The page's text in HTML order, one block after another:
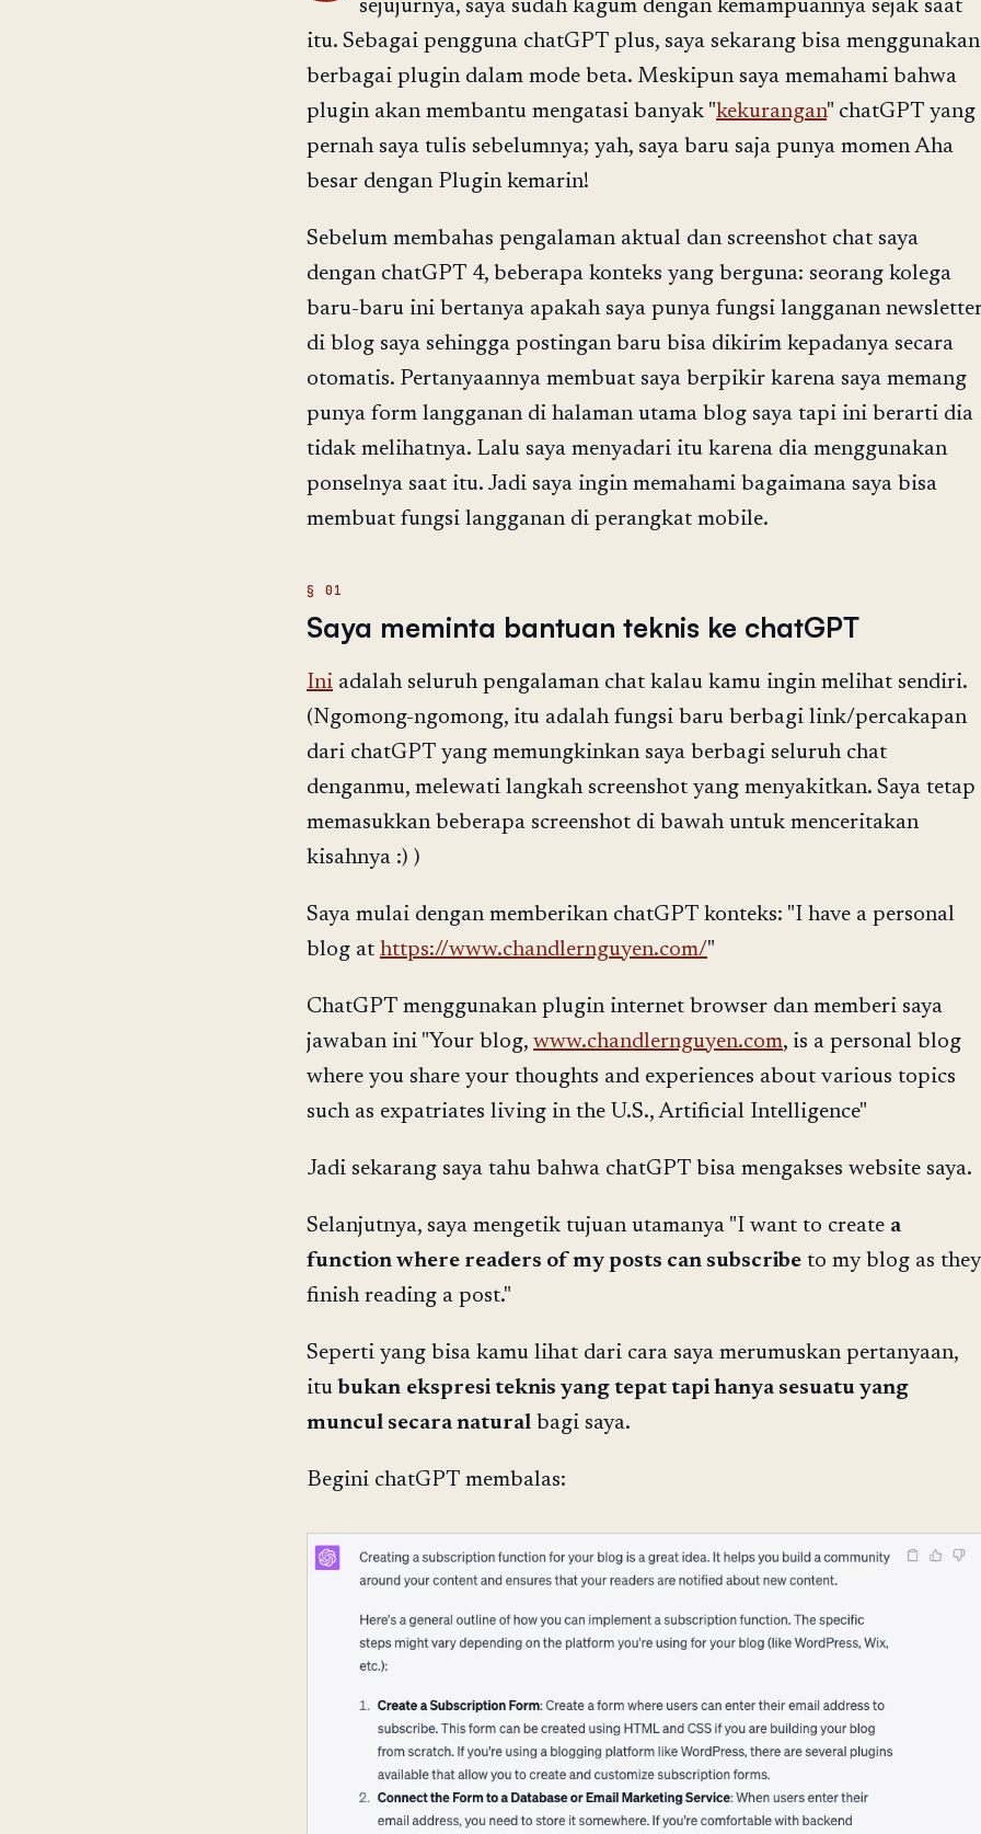
sejujurnya, saya sudah kagum dengan kemampuannya sejak saat
itu. Sebagai pengguna chatGPT plus, saya sekarang bisa menggunakan
berbagai plugin dalam mode beta. Meskipun saya memahami bahwa
plugin akan membantu mengatasi banyak "kekurangan" chatGPT yang
pernah saya tulis sebelumnya; yah, saya baru saja punya momen Aha
besar dengan Plugin kemarin!
Sebelum membahas pengalaman aktual dan screenshot chat saya
dengan chatGPT 4, beberapa konteks yang berguna: seorang kolega
baru-baru ini bertanya apakah saya punya fungsi langganan
di blog saya sehingga postingan baru bisa dikirim kepadanya secara
otomatis. Pertanyaannya membuat saya berpikir karena saya memang
punya form langganan di halaman utama blog saya tapi ini berarti dia
tidak melihatnya. Lalu saya menyadari itu karena dia menggunakan
ponselnya saat itu. Jadi saya ingin memahami bagaimana saya bisa
membuat fungsi langganan di perangkat mobile.
Saya meminta bantuan teknis ke chatGPT
Ini adalah seluruh pengalaman chat kalau kamu ingin melihat sendiri.
(Ngomong-ngomong, itu adalah fungsi baru berbagi link/percakapan
dari chatGPT yang memungkinkan saya berbagi seluruh chat
denganmu, melewati langkah screenshot yang menyakitkan. Saya tetap
memasukkan beberapa screenshot di bawah untuk menceritakan
kisahnya :) )
Saya mulai dengan memberikan chatGPT konteks: "I have a personal
blog at https://www.chandlernguyen.com/"
ChatGPT menggunakan plugin internet browser dan memberi saya
jawaban ini "Your blog, www.chandlernguyen.com, is a personal blog
where you share your thoughts and experiences about various topics
such as expatriates living in the U.S., Artificial Intelligence"
Jadi sekarang saya tahu bahwa chatGPT bisa mengakses website saya.
Selanjutnya, saya mengetik tujuan utamanya "I want to create a
function where readers of my posts can subscribe to my blog as they
finish reading a post."
Seperti yang bisa kamu lihat dari cara saya merumuskan pertanyaan,
itu bukan ekspresi teknis yang tepat tapi hanya sesuatu yang
muncul secara natural bagi saya.
Begini chatGPT membalas: